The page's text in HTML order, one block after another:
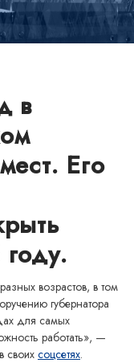
в
Его
возрастов, в том
губернатора
для самых
работать», —
своих соцсетях.